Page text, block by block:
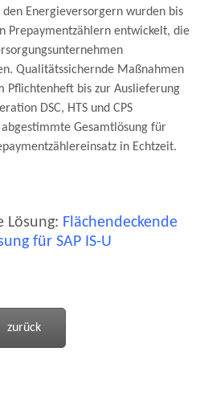
Energieversorgern wurden bis
Prepaymentzählern entwickelt, die
Qualitätssichernde Maßnahmen
Pflichtenheft bis zur Auslieferung
DSC, HTS und CPS
Gesamtlösung für
in Echtzeit.
Lösung: Flächendeckende
für SAP IS-U
zurück